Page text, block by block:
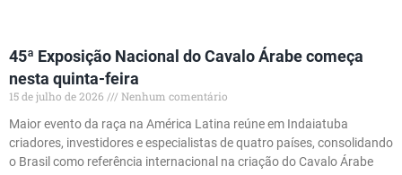
45ª Exposição Nacional do Cavalo Árabe começa
nesta quinta-feira
15 de julho de 2026
Nenhum comentário
Maior evento da raça na América Latina reúne em Indaiatuba
criadores, investidores e especialistas de quatro países, consolidando
o Brasil como referência internacional na criação do Cavalo Árabe